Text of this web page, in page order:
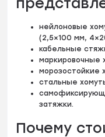
нейлоновые
(2,5×100 мм,
кабельные
маркировочные
морозостойкие
стальные
затяжки.
Почему